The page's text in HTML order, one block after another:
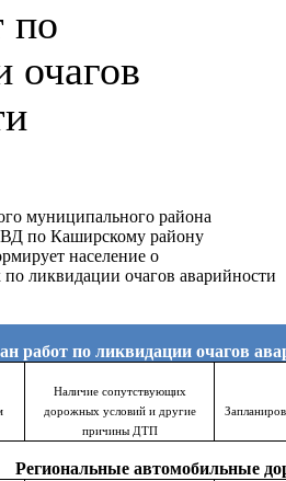
по
очагов
муниципального района
по Каширскому району
население о
по ликвидации очагов аварийности
работ по ликвидации очагов
Наличие сопутствующих
дорожных условий и другие
причины ДТП
Региональные автомобильные